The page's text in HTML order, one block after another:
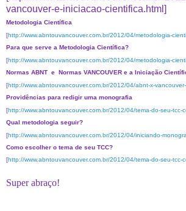
vancouver-e-iniciacao-cientifica.html ]
Metodologia Científica
[http://www.abntouvancouver.com.br/2012/04/metodologia-
Para que serve a Metodologia Científica?
[http://www.abntouvancouver.com.br/2012/04/metodologia-
Normas ABNT e Normas VANCOUVER e a Iniciação
[http://www.abntouvancouver.com.br/2012/04/abnt-x-
Providências para redigir uma monografia
[http://www.abntouvancouver.com.br/2012/04/tema-do-seu-tcc-
Qual metodologia seguir?
[http://www.abntouvancouver.com.br/2012/04/iniciando-
Como escolher o tema de seu TCC?
[http://www.abntouvancouver.com.br/2012/04/tema-do-seu-tcc-
Super abraço!